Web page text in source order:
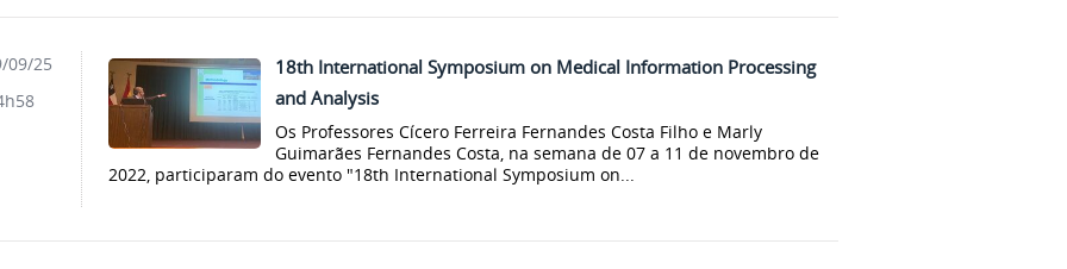
18th International Symposium on Medical Information Processing
and Analysis
Os Professores Cícero Ferreira Fernandes Costa Filho e Marly
Guimarães Fernandes Costa, na semana de 07 a 11 de novembro de
2022, participaram do evento "18th International Symposium on...
09/25